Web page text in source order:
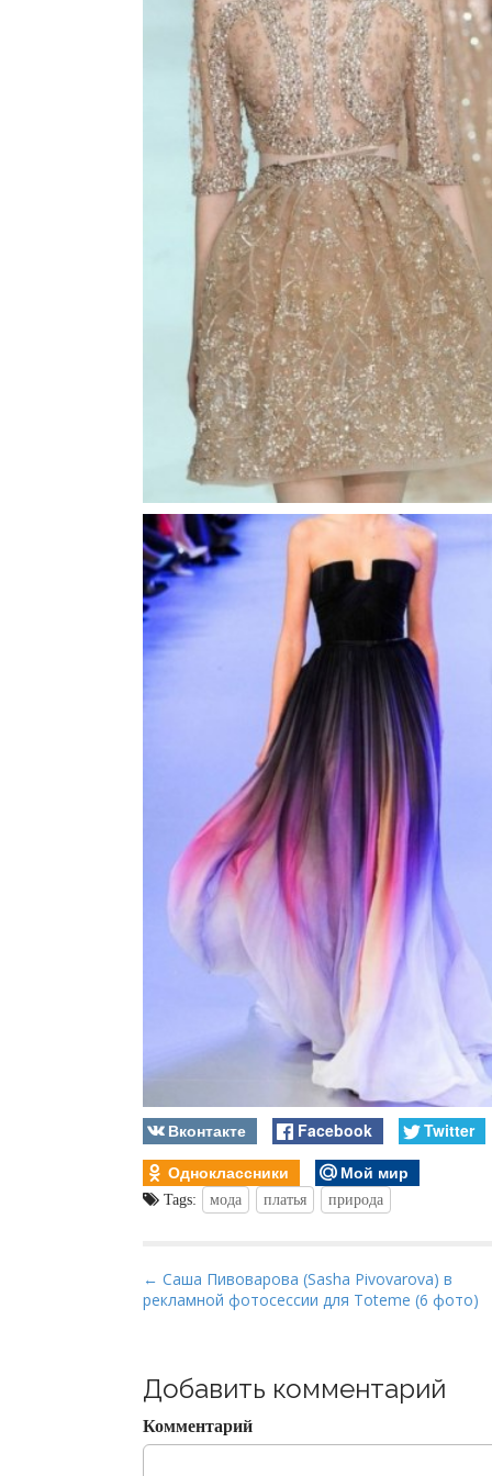
Вконтакте Facebook
Twitter
Одноклассники
Мой мир
Tags: мода платья природа
P
o
n
a
v
← Саша Пивоварова (Sasha Pivovarova) в
рекламной фотосессии для Toteme (6 фото)
Добавить комментарий
Комментарий